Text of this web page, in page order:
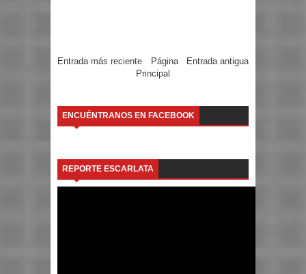
Entrada más reciente Entrada antigua
Página
Principal
ENCUÉNTRANOS EN FACEBOOK
REPORTE ESCARLATA